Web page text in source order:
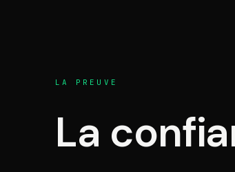
LA PREUVE
La